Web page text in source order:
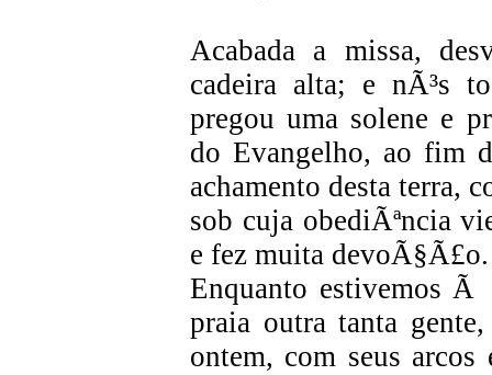
Acabada a missa,
cadeira alta; e nÃ³s
pregou uma solene e
do Evangelho, ao fim
achamento desta terra,
sob cuja obediÃªncia
e fez muita devoÃ§Ã£o.
Enquanto estivemos
praia outra tanta
ontem, com seus